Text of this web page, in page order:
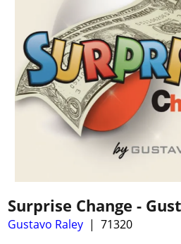
Surprise Change -
Gustavo Raley
71320